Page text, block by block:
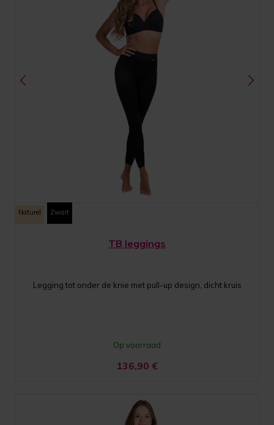
Naturel Zwart
TB leggings
Legging tot onder de knie met pull-up design, dicht kruis
Op voorraad
136,90 €